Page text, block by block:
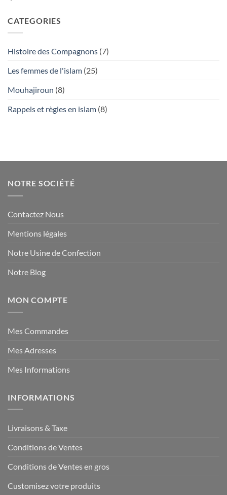
CATEGORIES
Histoire des Compagnons (7)
Les femmes de l'islam (25)
Mouhajiroun (8)
Rappels et règles en islam (8)
NOTRE SOCIÉTÉ
Contactez Nous
Mentions légales
Notre Usine de Confection
Notre Blog
MON COMPTE
Mes Commandes
Mes Adresses
Mes Informations
INFORMATIONS
Livraisons & Taxe
Conditions de Ventes
Conditions de Ventes en gros
Customisez votre produits